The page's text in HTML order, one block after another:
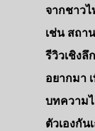
จากชาว
เช่น สถา
รีวิวเชิงลึ
อยากมา
บทความ
ตัวเองกัน